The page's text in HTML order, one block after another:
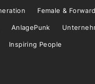
Female & Forward
AnlagePunk
Inspiring People